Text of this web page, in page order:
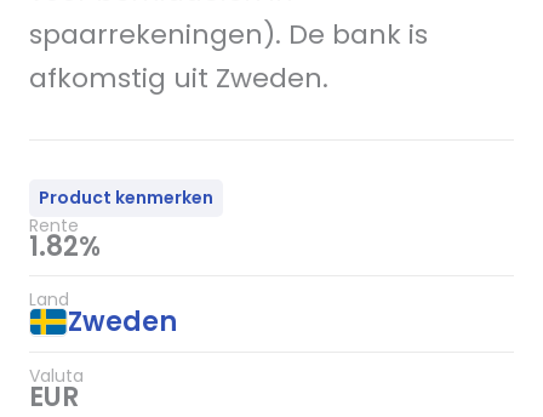
spaarrekeningen). De bank is
afkomstig uit Zweden.
Product kenmerken
Rente
1.82%
Land
Zweden
Valuta
EUR